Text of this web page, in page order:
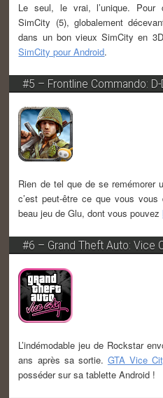
Le seul, le vrai, l’unique. Pour
SimCity (5), globalement
dans un bon vieux SimCity en
SimCity pour Android.
#5 – Frontline Commando: D-
Rien de tel que de se remémorer
c’est peut-être ce que vous
beau jeu de Glu, dont vous pouvez
#6 – Grand Theft Auto: Vice
L’indémodable jeu de Rockstar
ans après sa sortie. GTA Vice
posséder sur sa tablette Android !